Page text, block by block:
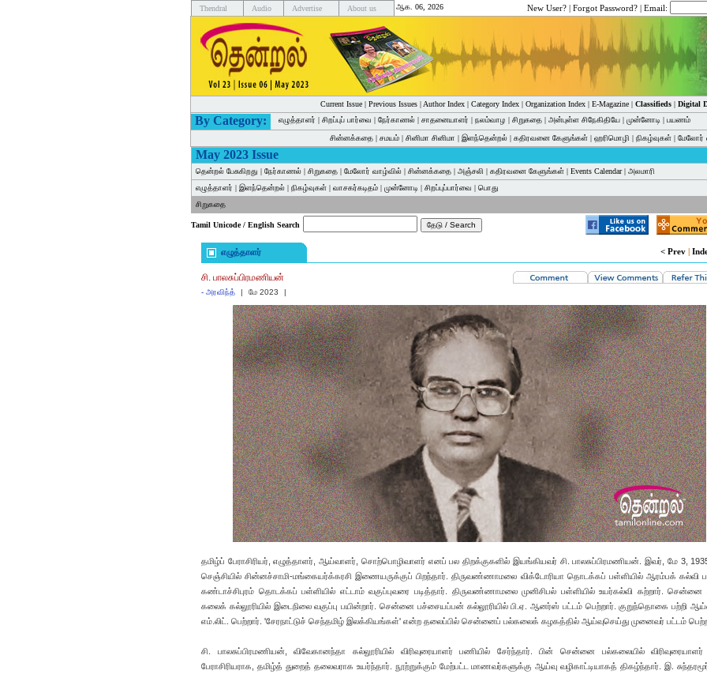
Thendral Audio Advertise About us ஆக. 06, 2026 New User? | Forgot Password? | Email:
Current Issue| Previous Issues| Author Index| Category Index| Organization Index| E-Magazine| Classifieds| Digital
By Category: எழுத்தாளர் | சிறப்புப் பார்வை | நேர்காணல் | சாதனையாளர் | நலம்வாழ | சிறுகதை | அன்புள்ள சிநேகிதியே | முன்னோடி | பயணம்
சின்னக்கதை | சமயம் | சினிமா சினிமா | இளந்தென்றல் | கதிரவனை கேளுங்கள் | ஹரிமொழி | நிகழ்வுகள் | மேலோர்
May 2023 Issue
தென்றல் பேசுகிறது | நேர்காணல் | சிறுகதை | மேலோர் வாழ்வில் | சின்னக்கதை | அஞ்சலி | கதிரவனை கேளுங்கள் | Events Calendar| அலமாரி
எழுத்தாளர் | இளந்தென்றல் | நிகழ்வுகள் | வாசகர்கடிதம் | முன்னோடி | சிறப்புப்பார்வை | பொது
சிறுகதை
Tamil Unicode / English Search
எழுத்தாளர் < Prev |
சி. பாலசுப்பிரமணியன்
- அரவிந்த் | மே 2023 |
தமிழ்ப் பேராசிரியர், எழுத்தாளர், ஆய்வாளர், சொற்பொழிவாளர் எனப் பல திறக்குகளில் இயங்கியவர் சி. பாலசுப்பிரமணியன். இவர், மே 3,
செஞ்சியில் சின்னச்சாமி-மங்கையர்க்கரசி இணையருக்குப் பிறந்தார். திருவண்ணாமலை விக்டோரியா தொடக்கப் பள்ளியில் ஆரம்பக் கல்வி
கண்டாச்சிபுரம் தொடக்கப் பள்ளியில் எட்டாம் வகுப்புவரை படித்தார். திருவண்ணாமலை முனிசிபல் பள்ளியில் உயர்கல்வி கற்றார். சென்னை
கலைக் கல்லூரியில் இடைநிலை வகுப்பு பயின்றார். சென்னை பச்சையப்பன் கல்லூரியில் பி.ஏ. ஆனர்ஸ் பட்டம் பெற்றார். குறுந்தொகை பற்றி
எம்.லிட். பெற்றார். 'சேரநாட்டுச் செந்தமிழ் இலக்கியங்கள்' என்ற தலைப்பில் சென்னைப் பல்கலைக் கழகத்தில் ஆய்வுசெய்து முனைவர் பட்டம்
சி. பாலசுப்பிரமணியன், விவேகானந்தா கல்லூரியில் விரிவுரையாளர் பணியில் சேர்ந்தார். பின் சென்னை பல்கலையில்
பேராசிரியராக, தமிழ்த் துறைத் தலைவராக உயர்ந்தார். நூற்றுக்கும் மேற்பட்ட மாணவர்களுக்கு ஆய்வு வழிகாட்டியாகத் திகழ்ந்தார். இ.